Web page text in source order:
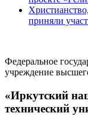
приняли
Федеральное
учреждение
«Иркутский
технический